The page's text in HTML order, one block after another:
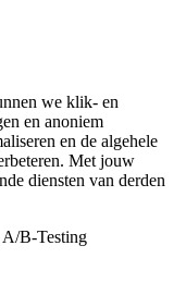
we klik- en
en anoniem
en de algehele
Met jouw
diensten van derden
B-Testing